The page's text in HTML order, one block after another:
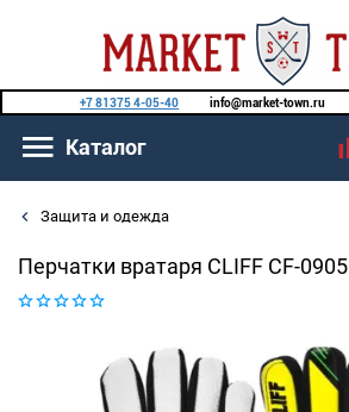
+7 81375 4-05-40 info@market-town.ru
Каталог
Защита и одежда
Перчатки вратаря CLIFF CF-0905